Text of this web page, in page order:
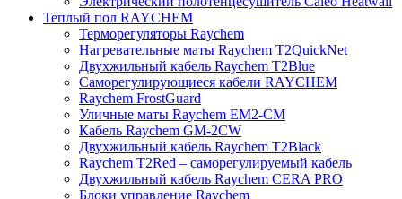
Теплый пол RAYCHEM
Терморегуляторы Raychem
Нагревательные маты Raychem T2QuickNet
Двухжильный кабель Raychem T2Blue
Саморегулирующиеся кабели RAYCHEM
Raychem FrostGuard
Уличные маты Raychem EM2-CM
Кабель Raychem GM-2CW
Двухжильный кабель Raychem T2Black
Raychem T2Red – саморегулируемый кабель
Двухжильный кабель Raychem CERA PRO
Блоки управление Raychem